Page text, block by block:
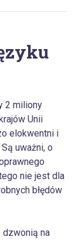
2 miliony
Unii
elokwentni i
uważni, o
nie jest dla
błędów
dzwonią na